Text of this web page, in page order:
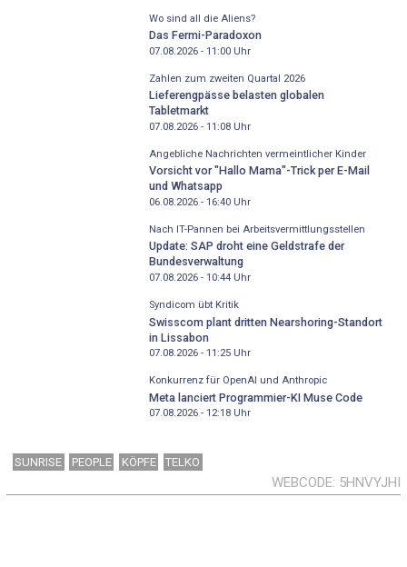
Wo sind all die Aliens?
Das Fermi-Paradoxon
07.08.2026 - 11:00Uhr
Zahlen zum zweiten Quartal 2026
Lieferengpässe belasten globalen
Tabletmarkt
07.08.2026 - 11:08Uhr
Angebliche Nachrichten vermeintlicher Kinder
Vorsicht vor "Hallo Mama"-Trick per E-Mail
und Whatsapp
06.08.2026 - 16:40Uhr
Nach IT-Pannen bei Arbeitsvermittlungsstellen
Update: SAP droht eine Geldstrafe der
Bundesverwaltung
07.08.2026 - 10:44Uhr
Syndicom übt Kritik
Swisscom plant dritten Nearshoring-Standort
in Lissabon
07.08.2026 - 11:25Uhr
Konkurrenz für OpenAI und Anthropic
Meta lanciert Programmier-KI Muse Code
07.08.2026 - 12:18Uhr
SUNRISE PEOPLE KÖPFE TELKO
WEBCODE 5HNVYJHI